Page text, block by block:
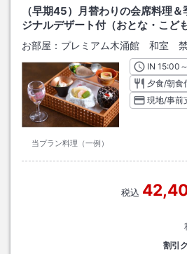
（早期45）月替わりの会席料理
ジナルデザート付（おとな・こど
お部屋： プレミアム木涌館 和室
当プラン料理（一例）
INチェッ
15:00
夕食/朝食
現地/事前
税込
割引